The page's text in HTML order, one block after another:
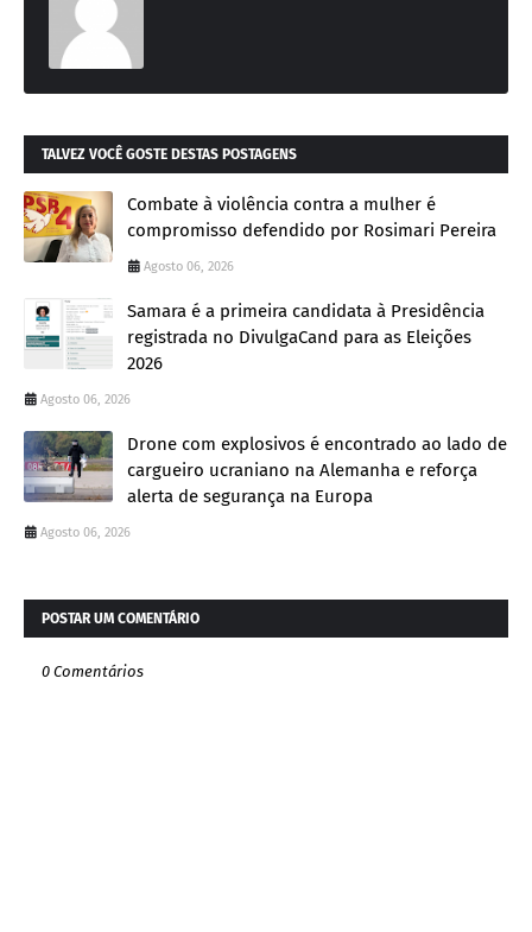
TALVEZ VOCÊ GOSTE DESTAS POSTAGENS
Combate à violência contra a mulher é
compromisso defendido por Rosimari Pereira
Agosto 06, 2026
Samara é a primeira candidata à Presidência
registrada no DivulgaCand para as Eleições
2026
Agosto 06, 2026
Drone com explosivos é encontrado ao lado de
cargueiro ucraniano na Alemanha e reforça
alerta de segurança na Europa
Agosto 06, 2026
POSTAR UM COMENTÁRIO
0 Comentários